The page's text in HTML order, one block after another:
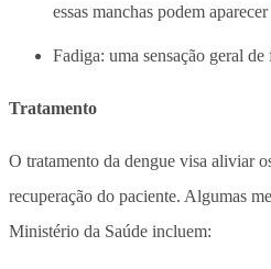
essas manchas podem
Fadiga: uma sensação geral
Tratamento
O tratamento da dengue visa aliviar
recuperação do paciente. Algumas
Ministério da Saúde incluem: